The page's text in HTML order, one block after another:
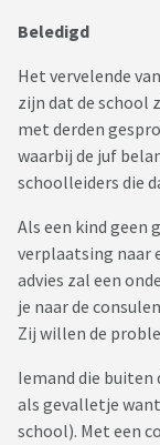
Beledigd
Het vervelende
zijn dat de school
met derden
waarbij de juf
schoolleiders die
Als een kind geen
verplaatsing naar
advies zal een
je naar de
Zij willen de
Iemand die
als gevalletje
school). Met een